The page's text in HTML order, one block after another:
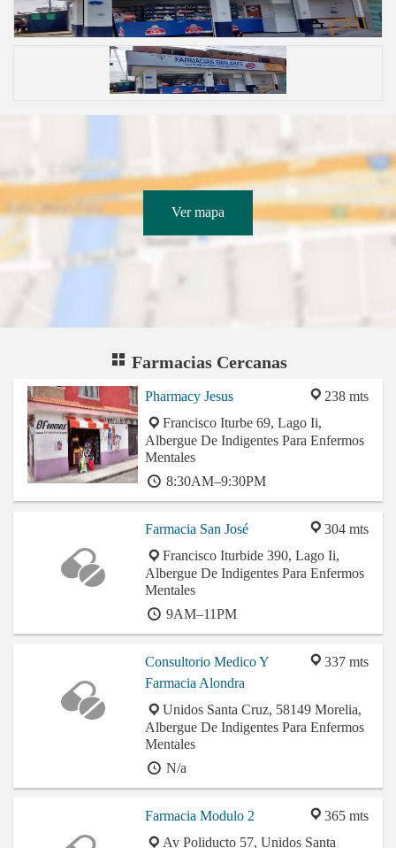
Ver mapa
Farmacias Cercanas
238 mts
Pharmacy Jesus
Francisco Iturbe 69, Lago Ii,
Albergue De Indigentes Para Enfermos
Mentales
8:30AM–9:30PM
304 mts
Farmacia San José
Francisco Iturbide 390, Lago Ii,
Albergue De Indigentes Para Enfermos
Mentales
9AM–11PM
337 mts
Consultorio Medico Y
Farmacia Alondra
Unidos Santa Cruz, 58149 Morelia,
Albergue De Indigentes Para Enfermos
Mentales
N/a
365 mts
Farmacia Modulo 2
Av Poliducto 57, Unidos Santa